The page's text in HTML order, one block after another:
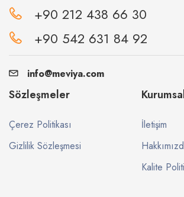
+90 212 438 66 30
+90 542 631 84 92
info@meviya.com
Sözleşmeler
Çerez Politikası
Gizlilik Sözleşmesi
İletişim
Kalite